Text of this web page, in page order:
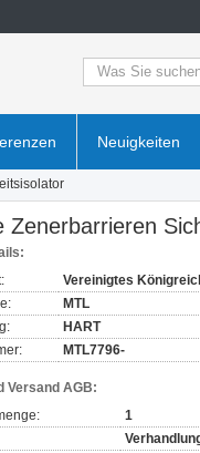
Neuigkeiten
Vereinigtes
MTL
HART
MTL7796-
Versand AGB:
1